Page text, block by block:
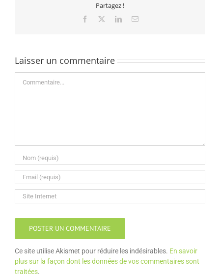
Partagez !
Facebook LinkedIn
Laisser un commentaire
Ce site utilise Akismet pour réduire les indésirables. En savoir
plus sur la façon dont les données de vos commentaires sont
traitées.